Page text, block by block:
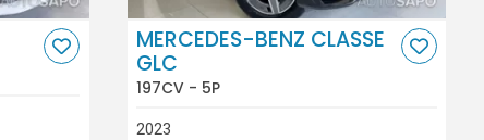
MERCEDES-BENZ CLASSE
GLC
197CV - 5P
2023